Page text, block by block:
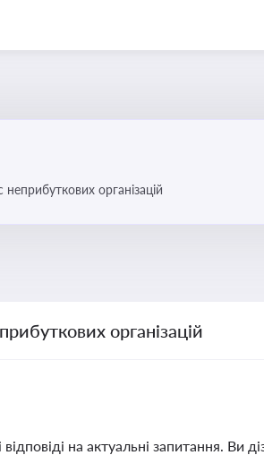
статус неприбуткових організацій
організацій
на актуальні запитання. Ви